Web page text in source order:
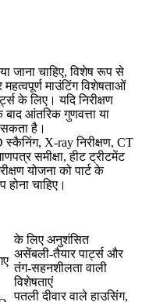
जाना चाहिए, विशेष रूप से
माउंटिंग विशेषताओं
के लिए। यदि निरीक्षण
बाद आंतरिक गुणवत्ता या
सकता है।
स्कैनिंग, X-ray निरीक्षण, CT
समीक्षा, हीट ट्रीटमेंट
योजना को पार्ट के
चाहिए।
के लिए अनुशंसित
असेंबली-तैयार पार्ट्स और
तंग-सहनशीलता वाली
विशेषताएं
पतली दीवार वाले हाउसिंग,